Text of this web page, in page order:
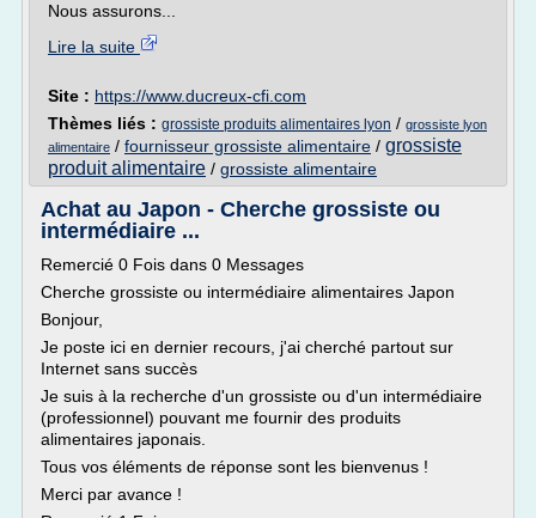
Nous assurons...
Lire la suite
Site : https://www.ducreux-cfi.com
Thèmes liés : grossiste produits alimentaires lyon / grossiste lyon
alimentaire / fournisseur grossiste alimentaire / grossiste
produit alimentaire / grossiste alimentaire
Achat au Japon - Cherche grossiste ou
intermédiaire ...
Remercié 0 Fois dans 0 Messages
Cherche grossiste ou intermédiaire alimentaires Japon
Bonjour,
Je poste ici en dernier recours, j'ai cherché partout sur
Internet sans succès
Je suis à la recherche d'un grossiste ou d'un intermédiaire
(professionnel) pouvant me fournir des produits
alimentaires japonais.
Tous vos éléments de réponse sont les bienvenus !
Merci par avance !